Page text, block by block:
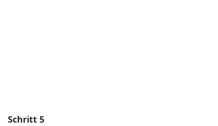
Schritt 5